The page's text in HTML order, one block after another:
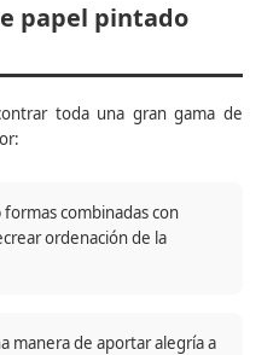
papel pintado
toda una gran gama de
formas combinadas con
ordenación de la
manera de aportar alegría a